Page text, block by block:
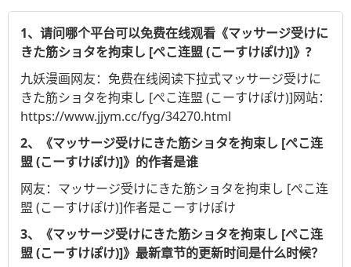
1、请问哪个平台可以免费在线观看《マッサージ受けに
きた筋ショタを拘束し [ぺこ连盟 (こーすけぽけ)]》?
九妖漫画网友：免费在线阅读下拉式マッサージ受けに
きた筋ショタを拘束し [ぺこ连盟 (こーすけぽけ)]网站：
https://www.jjym.cc/fyg/34270.html
2、《マッサージ受けにきた筋ショタを拘束し [ぺこ连
盟 (こーすけぽけ)]》的作者是谁
网友：マッサージ受けにきた筋ショタを拘束し [ぺこ连
盟 (こーすけぽけ)]作者是こーすけぽけ
3、《マッサージ受けにきた筋ショタを拘束し [ぺこ连
盟 (こーすけぽけ)]》最新章节的更新时间是什么时候？